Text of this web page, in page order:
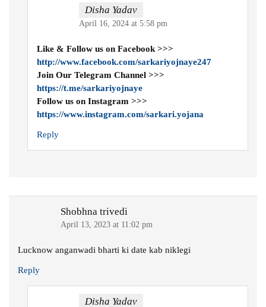
Disha Yadav
April 16, 2024 at 5:58 pm
Like & Follow us on Facebook >>>
http://www.facebook.com/sarkariyojnaye247
Join Our Telegram Channel >>>
https://t.me/sarkariyojnaye
Follow us on Instagram >>>
https://www.instagram.com/sarkari.yojana
Reply
Shobhna trivedi
April 13, 2023 at 11:02 pm
Lucknow anganwadi bharti ki date kab niklegi
Reply
Disha Yadav